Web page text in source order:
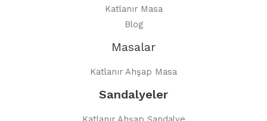
Katlanır Masa
Blog
Masalar
Katlanır Ahşap Masa
Sandalyeler